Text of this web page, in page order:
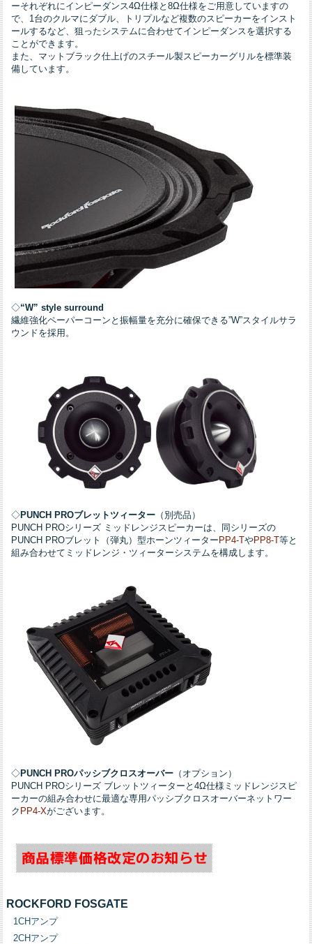
ーそれぞれにインピーダンス4Ω仕様と8Ω仕様をご用意していますの
で、1台のクルマにダブル、トリプルなど複数のスピーカーをインスト
ールするなど、狙ったシステムに合わせてインピーダンスを選択する
ことができます。
また、マットブラック仕上げのスチール製スピーカーグリルを標準装
備しています。
◇“W” style surround
繊維強化ペーパーコーンと振幅量を充分に確保できる”W”スタイルサラ
ウンドを採用。
◇PUNCH PROブレットツィーター （別売品）
PUNCH PROシリーズ ミッドレンジスピーカーは、同シリーズの
PUNCH PROブレット（弾丸）型ホーンツィーター PP4-TやPP8-T等と
組み合わせてミッドレンジ・ツィーターシステムを構成します。
◇PUNCH PROパッシブクロスオーバー （オプション）
PUNCH PROシリーズ ブレットツィーターと4Ω仕様ミッドレンジスピ
ーカーの組み合わせに最適な専用パッシブクロスオーバーネットワー
ク PP4-Xがございます。
ROCKFORD FOSGATE
1CHアンプ
2CHアンプ